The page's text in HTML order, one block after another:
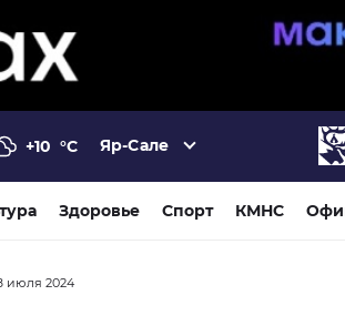
+10 °C Яр-Сале
Здоровье Спорт КМНС
июля 2024